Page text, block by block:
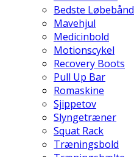
Bedste Løbebånd
Mavehjul
Medicinbold
Motionscykel
Recovery Boots
Pull Up Bar
Romaskine
Sjippetov
Slyngetræner
Squat Rack
Træningsbold